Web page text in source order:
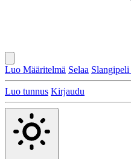
Luo Määritelmä Selaa Slangipeli
Luo tunnus Kirjaudu